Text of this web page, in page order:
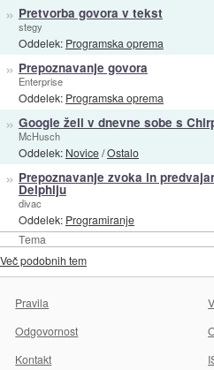
Tema
» Pretvorba govora v tekst
stegy
Oddelek: Programska oprema
» Prepoznavanje govora
Enterprise
Oddelek: Programska oprema
» Google želi v dnevne sobe s
McHusch
Oddelek: Novice/Ostalo
» Prepoznavanje zvoka in
Delphiju
divac
Oddelek: Programiranje
Več podobnih tem
Pravila
Odgovornost
Kontakt